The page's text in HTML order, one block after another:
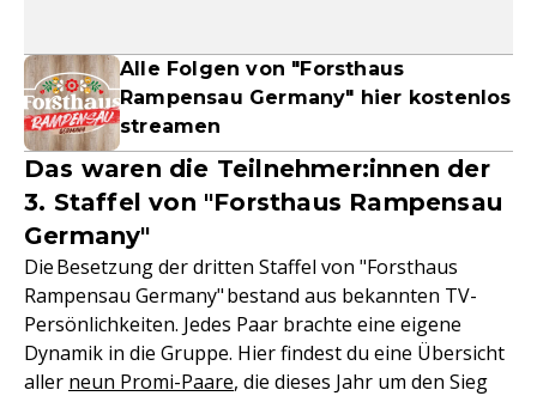
Alle Folgen von "Forsthaus
Rampensau Germany" hier kostenlos
streamen
Das waren die Teilnehmer:innen der
3. Staffel von "Forsthaus Rampensau
Germany"
Die Besetzung der dritten Staffel von "Forsthaus
Rampensau Germany" bestand aus bekannten TV-
Persönlichkeiten. Jedes Paar brachte eine eigene
Dynamik in die Gruppe. Hier findest du eine Übersicht
aller neun Promi-Paare, die dieses Jahr um den Sieg